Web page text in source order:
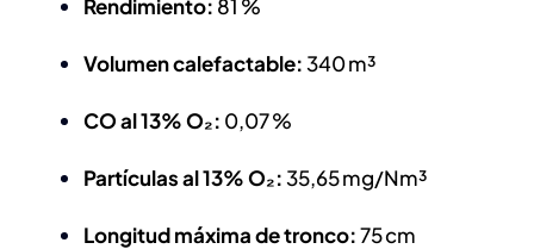
Rendimiento: 81 %
Volumen calefactable:340 m³
CO al 13% O₂: 0,07 %
Partículas al 13% O₂:35,65 mg/Nm³
Longitud máxima de tronco:75 cm